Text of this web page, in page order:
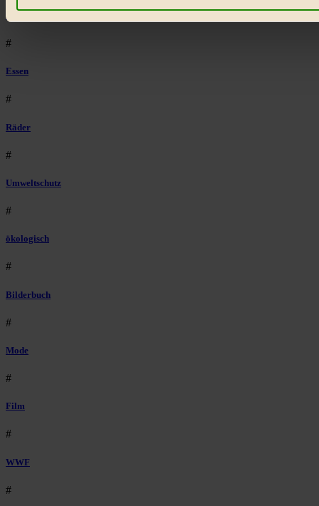
klimawandel
#
Essen
#
Räder
#
Umweltschutz
#
ökologisch
#
Bilderbuch
#
Mode
#
Film
#
WWF
#